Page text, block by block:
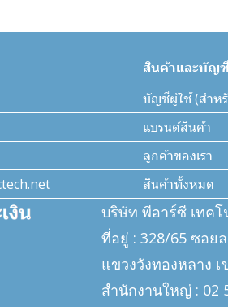
สินค้าและบัญ
บัญชีผู้ใช้ (สำห
แบรนด์สินค้า
ลูกค้าของเรา
สินค้าทั้งหมด
บริษัท พีอาร์ซี เทค
ที่อยู่ : 328/65 ซอย
แขวงวังทองหลาง
สำนักงานใหญ่ : 02